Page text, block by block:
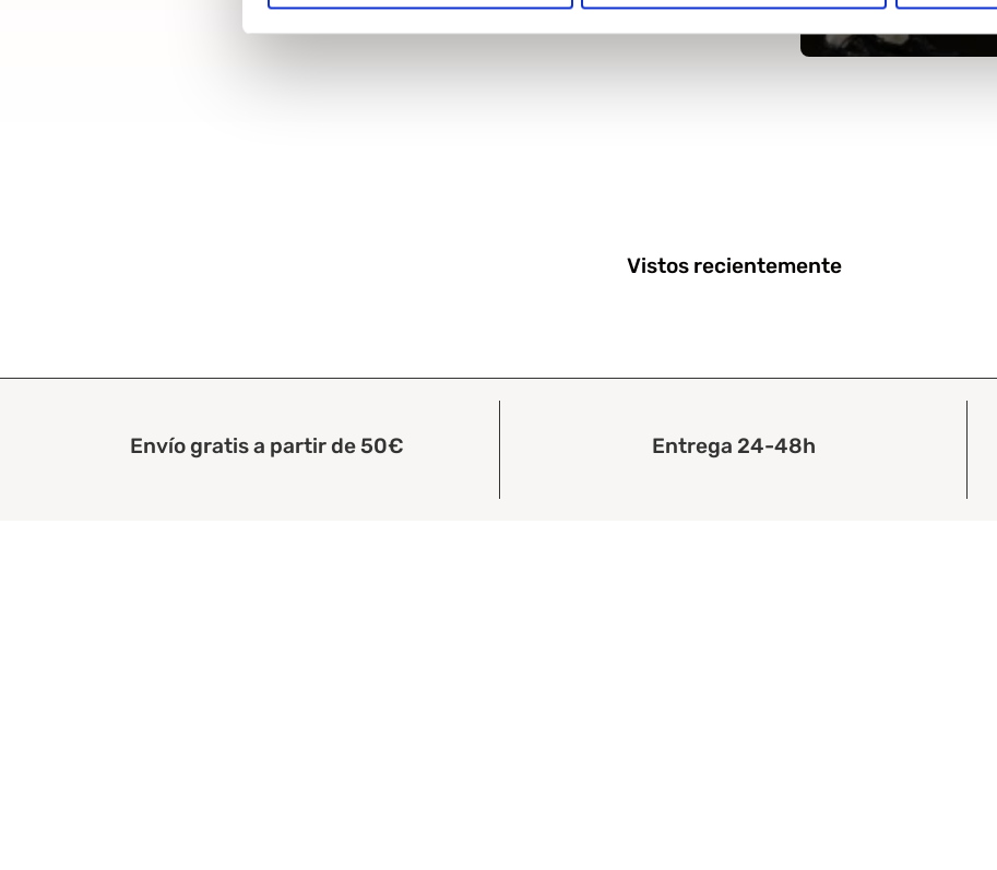
Vistos recientemente
Envío gratis a partir de 50€ Entrega 24-48h